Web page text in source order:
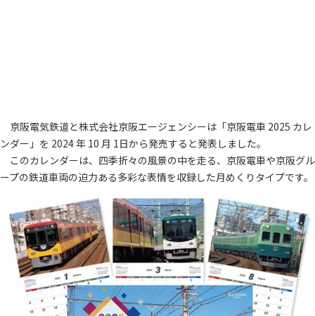
京阪電気鉄道と株式会社京阪エージェンシーは「京阪電車 2025 カレ
ンダー」を 2024 年 10 月 1日から発売すると発表しました。
このカレンダーは、四季折々の風景の中を走る、京阪電車や京阪グル
ープの鉄道車両の迫力ある多彩な表情を収録した月めくりタイプです。